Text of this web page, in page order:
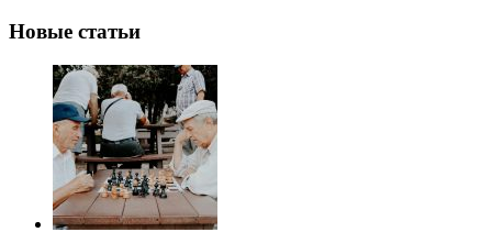
Новые статьи